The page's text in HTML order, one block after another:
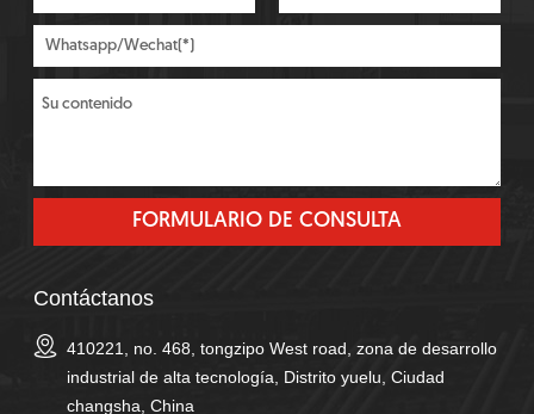
Contáctanos
410221, no. 468, tongzipo West road, zona de desarrollo
industrial de alta tecnología, Distrito yuelu, Ciudad
changsha, China